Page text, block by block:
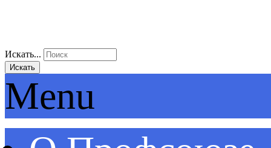
Искать...
Искать
Menu